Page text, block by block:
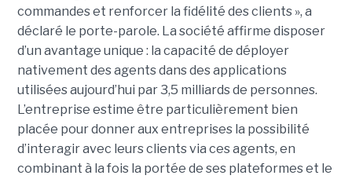
commandes et renforcer la fidélité des clients », a
déclaré le porte-parole. La société affirme disposer
d’un avantage unique : la capacité de déployer
nativement des agents dans des applications
utilisées aujourd’hui par 3,5 milliards de personnes.
L’entreprise estime être particulièrement bien
placée pour donner aux entreprises la possibilité
d’interagir avec leurs clients via ces agents, en
combinant à la fois la portée de ses plateformes et le